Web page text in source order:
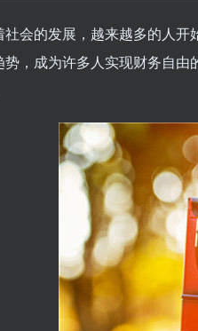
社会的发展，越来越多的人
势，成为许多人实现财务自